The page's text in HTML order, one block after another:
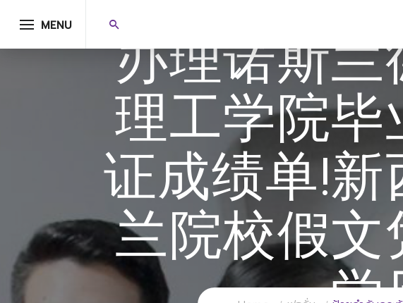
MENU 办理诺斯兰
理工学院毕
证成绩单!新
兰院校假文